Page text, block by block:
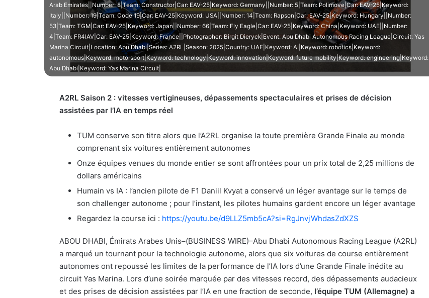
Arab Emirates||Number: 8|Team: Constructor|Car: EAV-25|Keyword: Germany||Number: 5|Team: Polimove|Car: EAV-25|Keyword:
Italy||Number: 19|Team: Code 19|Car: EAV-25|Keyword: USA||Number: 14|Team: Rapson|Car: EAV-25|Keyword: Hungary||Number:
53|Team: TGM|Car: EAV-25|Keyword: Japan||Number: 66|Team: Fly Eagle|Car: EAV-25|Keyword: China|Keyword: UAE||Number:
4|Team: FR4IAV|Car: EAV-25|Keyword: France||Photographer: Birgit Dieryck|Event: Abu Dhabi Autonomous Racing League|Circuit: Yas
Marina Circuit|Location: Abu Dhabi|Series: A2RL|Season: 2025|Country: UAE|Keyword: AI|Keyword: robotics|Keyword:
autonomous|Keyword: motorsport|Keyword: technology|Keyword: innovation|Keyword: future mobility|Keyword: engineering|Keyword:
Abu Dhabi|Keyword: Yas Marina Circuit|
A2RL Saison 2 : vitesses vertigineuses, dépassements spectaculaires et prises de décision
assistées par l’IA en temps réel
TUM conserve son titre alors que l’A2RL organise la toute première Grande Finale au monde
comprenant six voitures entièrement autonomes
Onze équipes venues du monde entier se sont affrontées pour un prix total de 2,25 millions de
dollars américains
Humain vs IA : l’ancien pilote de F1 Daniil Kvyat a conservé un léger avantage sur le temps de
son challenger autonome ; pour l’instant, les pilotes humains gardent encore un léger avantage
Regardez la course ici : https://youtu.be/d9LLZ5mb5cA?si=RgJnvjWhdasZdXZS
ABOU DHABI, Émirats Arabes Unis–(BUSINESS WIRE)–Abu Dhabi Autonomous Racing League (A2RL)
a marqué un tournant pour la technologie autonome, alors que six voitures de course entièrement
autonomes ont repoussé les limites de la performance de l’IA lors d’une Grande Finale inédite au
circuit Yas Marina. Lors d’une soirée marquée par des vitesses record, des dépassements audacieux
et des prises de décision assistées par l’IA en une fraction de seconde, l’équipe TUM (Allemagne) a